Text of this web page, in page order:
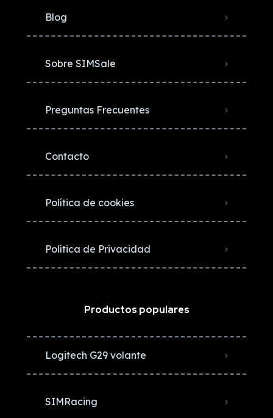
Blog
Sobre SIMSale
Preguntas Frecuentes
Contacto
Política de cookies
Política de Privacidad
Productos populares
Logitech G29 volante
SIMRacing